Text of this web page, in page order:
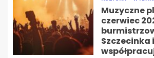
Muzyczne
czerwiec
Szczecinka